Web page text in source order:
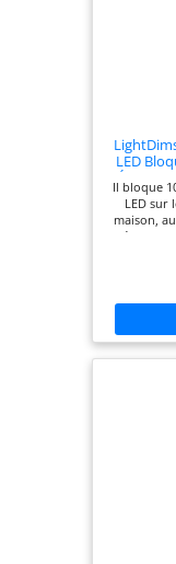
LED
Bloquent
Il bloque
LED sur
maison,
décoller
des